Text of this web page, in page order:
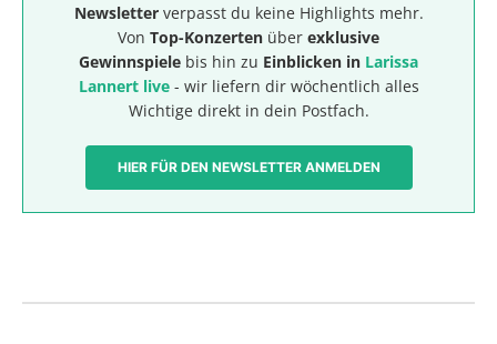
Newsletterverpasst du keine Highlights mehr.
Von Top-Konzerten über exklusive
Gewinnspiele bis hin zu Einblicken in Larissa
Lannert live- wir liefern dir wöchentlich alles
Wichtige direkt in dein Postfach.
HIER FÜR DEN NEWSLETTER ANMELDEN